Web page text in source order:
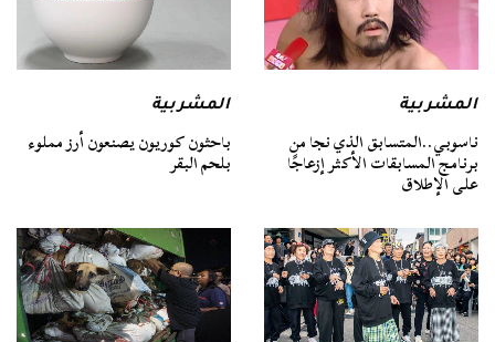
المشربية
ناسوبي..المتسابق الذي نجا من
برنامج المسابقات الأكثر إزعاجًا
على الإطلاق
المشربية
باحثون كوريون يصنعون أرز مملوء
بلحم البقر